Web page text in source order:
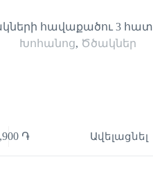
հավաքածու 3 հատ
Խոհանոց, Ծծակներ
֏ Ավելացնել